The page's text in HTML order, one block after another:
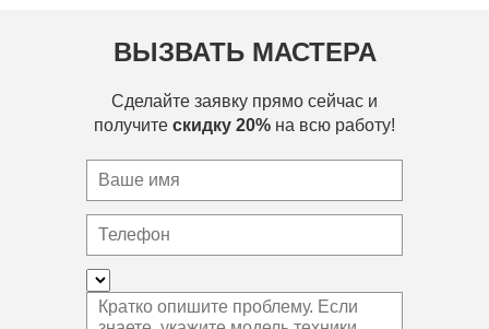
ВЫЗВАТЬ МАСТЕРА
Сделайте заявку прямо сейчас и
получите скидку 20% на всю работу!